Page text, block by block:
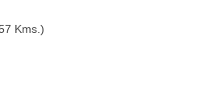
Kms.)